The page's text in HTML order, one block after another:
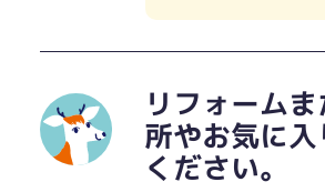
リフォーム
所やお気に
ください。